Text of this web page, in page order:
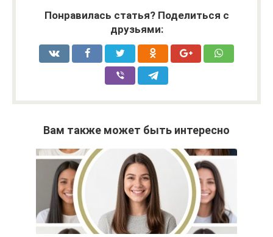
Понравилась статья? Поделиться с
друзьями:
Вам также может быть интересно